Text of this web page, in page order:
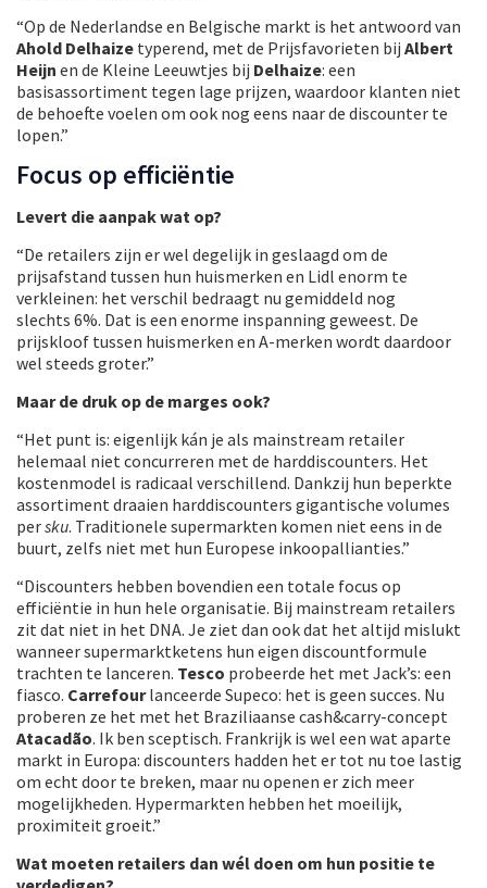
“Op de Nederlandse en Belgische markt is het antwoord van
Ahold Delhaize typerend, met de Prijsfavorieten bij Albert
Heijn en de Kleine Leeuwtjes bij Delhaize: een
basisassortiment tegen lage prijzen, waardoor klanten niet
de behoefte voelen om ook nog eens naar de discounter te
lopen.”
Focus op efficiëntie
Levert die aanpak wat op?
“De retailers zijn er wel degelijk in geslaagd om de
prijsafstand tussen hun huismerken en Lidl enorm te
verkleinen: het verschil bedraagt nu gemiddeld nog
slechts 6%. Dat is een enorme inspanning geweest. De
prijskloof tussen huismerken en A-merken wordt daardoor
wel steeds groter.”
Maar de druk op de marges ook?
“Het punt is: eigenlijk kán je als mainstream retailer
helemaal niet concurreren met de harddiscounters. Het
kostenmodel is radicaal verschillend. Dankzij hun beperkte
assortiment draaien harddiscounters gigantische volumes
persku. Traditionele supermarkten komen niet eens in de
buurt, zelfs niet met hun Europese inkoopallianties.”
“Discounters hebben bovendien een totale focus op
efficiëntie in hun hele organisatie. Bij mainstream retailers
zit dat niet in het DNA. Je ziet dan ook dat het altijd mislukt
wanneer supermarktketens hun eigen discountformule
trachten te lanceren. Tesco probeerde het met Jack’s: een
fiasco. Carrefourlanceerde Supeco: het is geen succes. Nu
proberen ze het met het Braziliaanse cash&carry-concept
Atacadão. Ik ben sceptisch. Frankrijk is wel een wat aparte
markt in Europa: discounters hadden het er tot nu toe lastig
om echt door te breken, maar nu openen er zich meer
mogelijkheden. Hypermarkten hebben het moeilijk,
proximiteit groeit.”
Wat moeten retailers dan wél doen om hun positie te